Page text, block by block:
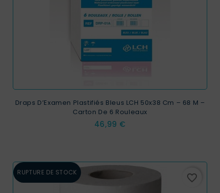
Draps D’Examen Plastifiés Bleus LCH 50x38 Cm – 68 M –
Carton De 6 Rouleaux
Prix
46,99 €
RUPTURE DE STOCK favorite_border